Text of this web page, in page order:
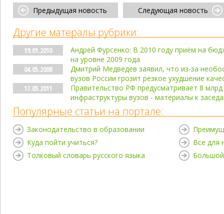
Предыдущая новость Следующая новость
Другие матералы рубрики:
19.01.2010
Андрей Фурсенко: В 2010 году приём на
на уровне 2009 года
04.05.2008
Дмитрий Медведев заявил, что из-за
вузов России грозит резкое ухудшение
17.05.2011
Правительство РФ предусматривает 8
инфраструктуры вузов - материалы к
Популярные статьи на портале:
Законодательство в образовании
Куда пойти учиться?
Толковый словарь русского языка
Все для
Большой